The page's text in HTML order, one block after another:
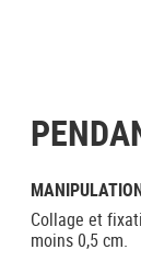
Collage et
moins 0,5 cm.